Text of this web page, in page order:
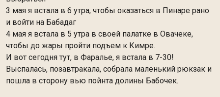
3 мая я встала в 6 утра, чтобы оказаться в Пинаре рано
и войти на Бабадаг
4 мая я встала в 5 утра в своей палатке в Овачеке,
чтобы до жары пройти подъем к Кимре.
И вот сегодня тут, в Фаралье, я встала в 7-30!
Выспалась, позавтракала, собрала маленький рюкзак и
пошла в сторону вью пойнта долины Бабочек.